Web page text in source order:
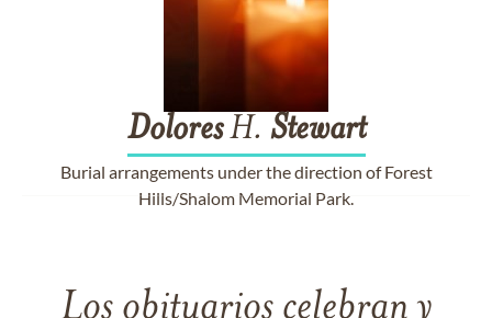
DoloresH. Stewart
Burial arrangements under the direction of Forest
Hills/Shalom Memorial Park.
Los obituarios celebran y